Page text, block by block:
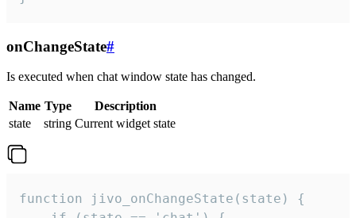
onChangeState#
Is executed when chat window state has changed.
Name Type
Description
state
string Current widget state
function jivo_onChangeState(state) {